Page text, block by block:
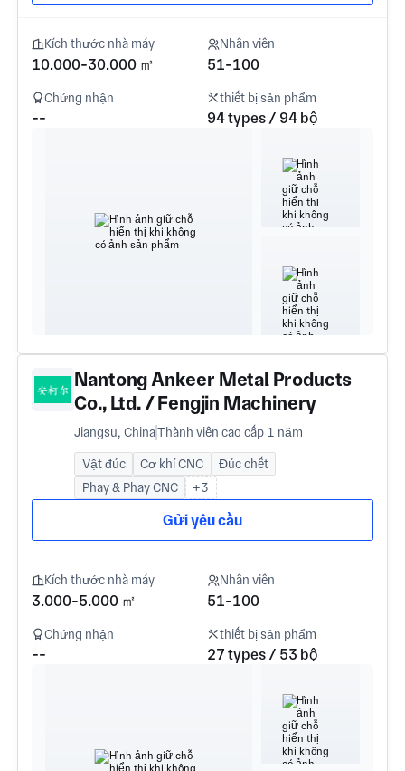
Kích thước nhà máy
10.000-30.000 ㎡
Nhân viên
51-100
Chứng nhận
--
thiết bị sản phẩm
94 types / 94 bộ
Nantong Ankeer Metal Products
Co., Ltd. / Fengjin Machinery
Factory, Tongzhou Bay
Demonstration Zone
Jiangsu, ChinaThành viên cao cấp 1 năm
Vật đúc Cơ khí CNC
Đúc chết
Phay & Phay CNC
+3
Gửi yêu cầu
Kích thước nhà máy
3.000-5.000 ㎡
Nhân viên
51-100
Chứng nhận
--
thiết bị sản phẩm
27 types / 53 bộ